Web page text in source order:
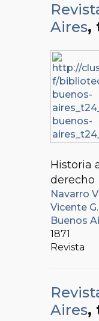
Aires,
Historia
derecho
Navarro
Vicente G.
Buenos
1871
Revista
Aires,